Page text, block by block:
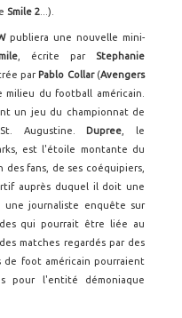
Smile 2 ...).
publiera une nouvelle mini-
, écrite par Stephanie
par Pablo Collar (Avengers
du football américain.
un jeu du championnat de
Augustine.
Dupree , le
est l'étoile montante du
des fans, de ses coéquipiers,
auprès duquel il doit une
une journaliste enquête sur
qui pourrait être liée au
matches regardés par des
de foot américain pourraient
pour l'entité démoniaque